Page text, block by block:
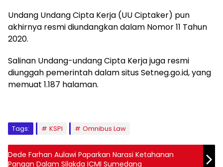
Undang Undang Cipta Kerja (UU Ciptaker) pun
akhirnya resmi diundangkan dalam Nomor 11 Tahun
2020.
Salinan Undang-undang Cipta Kerja juga resmi
diunggah pemerintah dalam situs Setneg.go.id, yang
memuat 1.187 halaman.
Tags: KSPI Omnibus Law
Dede Farhan Aulawi Paparkan Narasi Ketahanan
Pangan Dalam Silakda ICMI Sumedang